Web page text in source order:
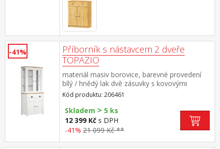
-41%
Příborník s nástavcem 2 dveře
TOPAZIO
materiál masiv borovice, barevné provedení
bílý / hnědý lak dvě zásuvky s kovovými
úchytkami a pojezdy dvoje plné a dvoje
prosklené dveře
Kód produktu: 206461
Skladem > 5 ks
12 399 Kč s DPH
-41% 21 099 Kč **